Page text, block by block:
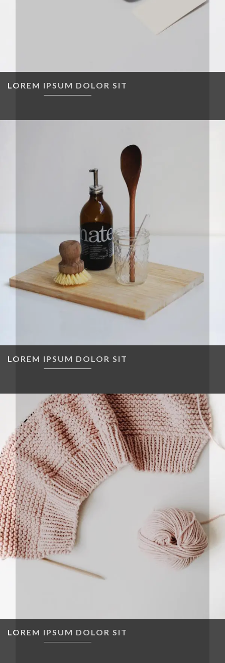
LOREM IPSUM DOLOR SIT
LOREM IPSUM DOLOR SIT
LOREM IPSUM DOLOR SIT